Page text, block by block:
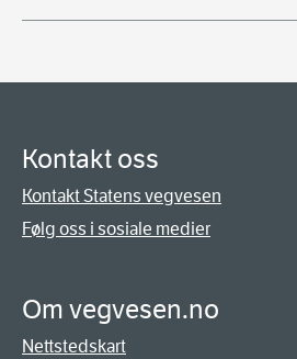
Kontakt oss
Kontakt Statens vegvesen
Følg oss i sosiale medier
Om vegvesen.no
Nettstedskart